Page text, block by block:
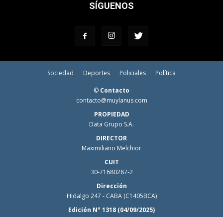
SÍGUENOS
Sociedad Deportes Policiales Política
© Contacto
contacto@muylanus.com
PROPIEDAD
Data Grupo S.A.
DIRECTOR
Maximiliano Melchior
CUIT
30-71680287-2
Dirección
Hidalgo 247 - CABA (C1405BCA)
Edición N° 1318 (04/09/2025)